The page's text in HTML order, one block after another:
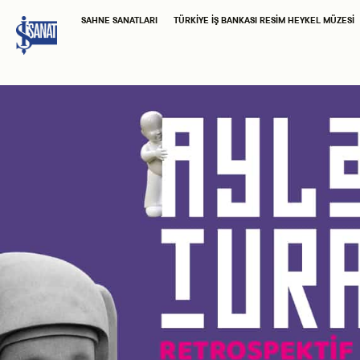
SAHNE SANATLARI TÜRKIYE İŞ BANKASI RESIM HEYKEL MÜZESI